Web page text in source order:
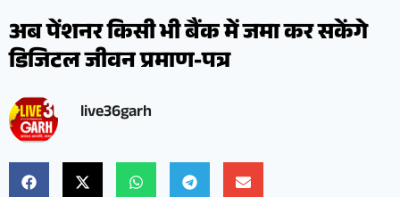
अब पेंशनर किसी भी बैंक में जमा कर सकेंगे
डिजिटल जीवन प्रमाण-पत्र
live36garh